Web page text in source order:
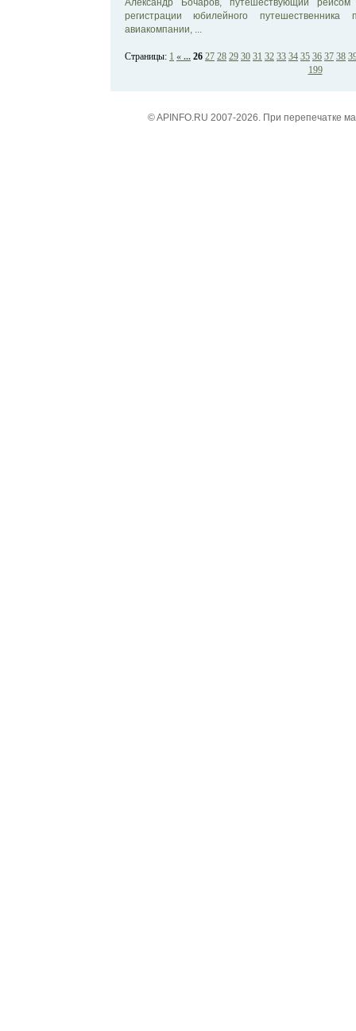
регистрации юбилейного путешественника
авиакомпании, ...
Страницы: 1 « ... 26 27 28 29 30 31 32 33 34 35 36 37 38
199
© APINFO.RU 2007-2026. При перепечатке